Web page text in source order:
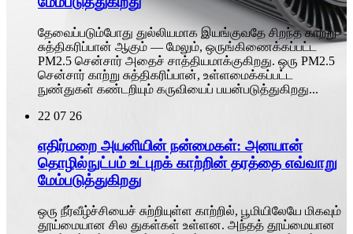
தேவைப்படும்போது துல்லியமாக இயங்குவதே சிறந்த காற்று
சுத்திகரிப்பான் ஆகும் — மேலும், ஒருங்கிணைக்கப்பட்ட
PM2.5 சென்சார் அதைச் சாத்தியமாக்குகிறது. ஒரு PM2.5
சென்சார் காற்று சுத்திகரிப்பான், உள்ளமைக்கப்பட்ட
நுண்துகள் கண்டறியும் கருவியைப் பயன்படுத்துகிறது...
22 07 26
எதிர்மறை அயனியின் நன்மைகள்: அனயான்
தொழில்நுட்பம் உட்புறக் காற்றின் தரத்தை எவ்வாறு
மேம்படுத்துகிறது
ஒரு நீர்வீழ்ச்சியைச் சுற்றியுள்ள காற்றில், பூமியிலேயே மிகவும்
தூய்மையான சில துகள்கள் உள்ளன. அந்தத் தூய்மையான